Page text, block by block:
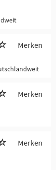
Merken
Merken
Merken